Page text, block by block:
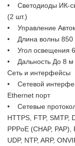
• Светодиоды ИК-
(2 шт.)
• Управление
• Длина волны 850
• Угол освещения
• Дальность До 8 м
Сеть и интерфейсы
• Сетевой
Ethernet порт
• Сетевые
HTTPS, FTP, SMTP,
PPPoE (CHAP, PAP),
UDP, NTP, ARP,